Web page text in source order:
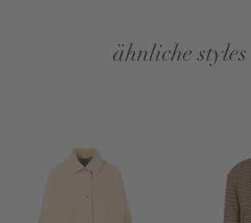
ähnliche styles